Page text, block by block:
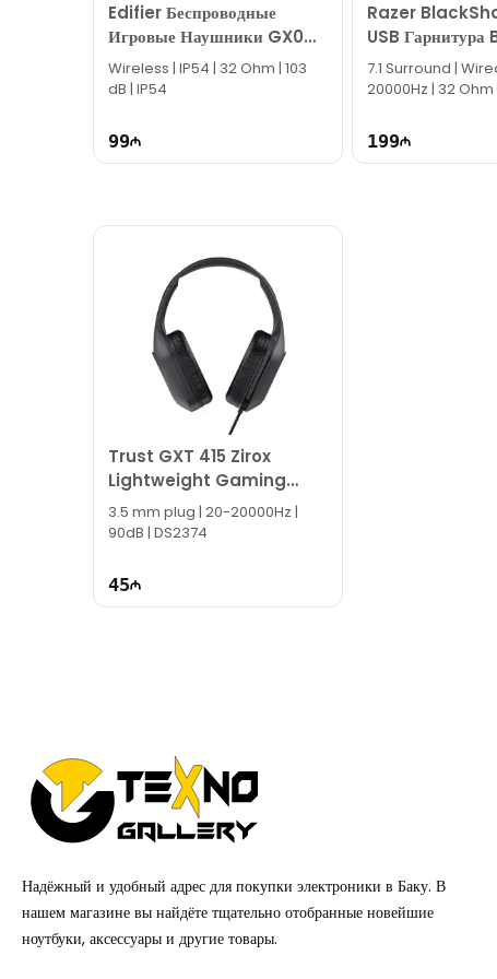
Edifier Беспроводные
Игровые Наушники GX04
HECATE
Wireless | IP54 | 32 Ohm | 103
dB | IP54
99
Razer
USB Гарнитура
RZ04-
7.1 Surround |
20000Hz | 32 Ohm
199
Trust GXT 415 Zirox
Lightweight Gaming
Headset Black
3.5 mm plug | 20-20000Hz |
90dB | DS2374
45
Надёжный и удобный адрес для покупки электроники в Баку. В
нашем магазине вы найдёте тщательно отобранные новейшие
ноутбуки, аксессуары и другие товары.